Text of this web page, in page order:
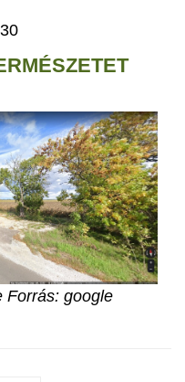
Forrás: google